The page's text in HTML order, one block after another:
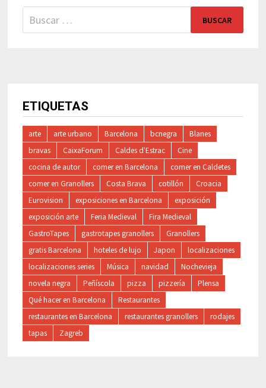
Buscar:
ETIQUETAS
arte arte urbano Barcelona bcnegra
Blanes
bravas
CaixaForum Caldes d'Estrac
Cine
cocina de autor
comer en Barcelona
comer en Caldetes
comer en Granollers
Costa Brava cotillón
Croacia
Eurovision
exposiciones en Barcelona
exposición
exposición arte
Feria Medieval
Fira Medieval
GastroTapes
gastrotapes granollers
Granollers
gratis Barcelona
hoteles de lujo Japon
localizaciones
localizaciones series
Música navidad
Nochevieja
novela negra
Peñíscola pizza pizzería
Plensa
Qué hacer en Barcelona
Restaurantes
restaurantes en Barcelona
restaurantes granollers
rodajes
tapas
Zagreb